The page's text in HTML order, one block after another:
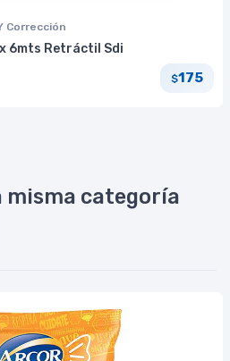
Corrección
6mts Retráctil Sdi
$175
misma categoría